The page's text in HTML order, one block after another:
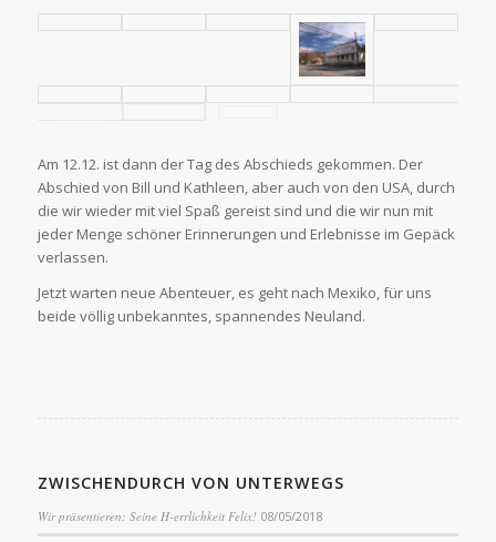
Am 12.12. ist dann der Tag des Abschieds gekommen. Der
Abschied von Bill und Kathleen, aber auch von den USA, durch
die wir wieder mit viel Spaß gereist sind und die wir nun mit
jeder Menge schöner Erinnerungen und Erlebnisse im Gepäck
verlassen.
Jetzt warten neue Abenteuer, es geht nach Mexiko, für uns
beide völlig unbekanntes, spannendes Neuland.
ZWISCHENDURCH VON UNTERWEGS
Wir präsentieren: Seine H-errlichkeit Felix! 08/05/2018